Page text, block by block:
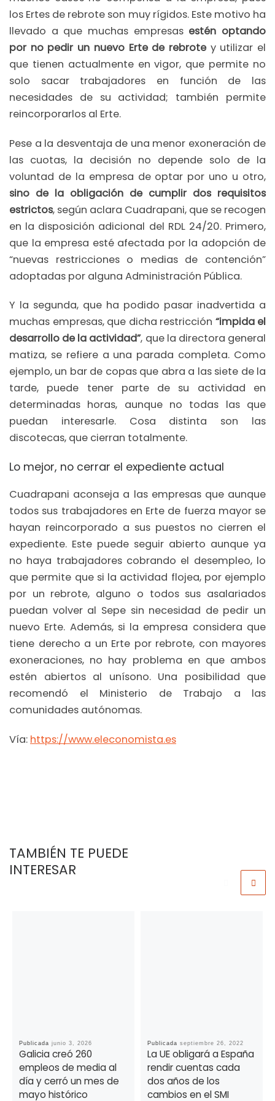
los Ertes de rebrote son muy rígidos. Este motivo ha
llevado a que muchas empresas estén optando
por no pedir un nuevo Erte de rebrotey utilizar el
que tienen actualmente en vigor, que permite no
solo sacar trabajadores en función de las
necesidades de su actividad; también permite
reincorporarlos al Erte.
Pese a la desventaja de una menor exoneración de
las cuotas, la decisión no depende solo de la
voluntad de la empresa de optar por uno u otro,
sino de la obligación de cumplir dos requisitos
estrictos, según aclara Cuadrapani, que se recogen
en la disposición adicional del RDL 24/20. Primero,
que la empresa esté afectada por la adopción de
“nuevas restricciones o medias de contención”
adoptadas por alguna Administración Pública.
Y la segunda, que ha podido pasar inadvertida a
muchas empresas, que dicha restricción “impida el
desarrollo de la actividad”, que la directora general
matiza, se refiere a una parada completa. Como
ejemplo, un bar de copas que abra a las siete de la
tarde, puede tener parte de su actividad en
determinadas horas, aunque no todas las que
puedan interesarle. Cosa distinta son las
discotecas, que cierran totalmente.
Lo mejor, no cerrar el expediente actual
Cuadrapani aconseja a las empresas que aunque
todos sus trabajadores en Erte de fuerza mayor se
hayan reincorporado a sus puestos no cierren el
expediente. Este puede seguir abierto aunque ya
no haya trabajadores cobrando el desempleo, lo
que permite que si la actividad flojea, por ejemplo
por un rebrote, alguno o todos sus asalariados
puedan volver al Sepe sin necesidad de pedir un
nuevo Erte. Además, si la empresa considera que
tiene derecho a un Erte por rebrote, con mayores
exoneraciones, no hay problema en que ambos
estén abiertos al unísono. Una posibilidad que
recomendó el Ministerio de Trabajo a las
comunidades autónomas.
Vía: https://www.eleconomista.es
TAMBIÉN TE PUEDE
INTERESAR
Publicada junio 3, 2026
Galicia creó 260
empleos de media al
día y cerró un mes de
mayo histórico
Publicada septiembre 26, 2022
La UE obligará a España
rendir cuentas cada
dos años de los
cambios en el SMI